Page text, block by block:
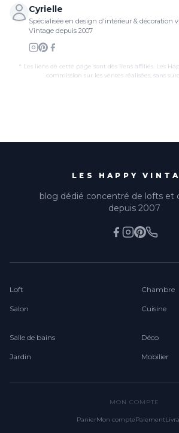
Cyrielle
Spécialisée en design d'intérieur & décoration
Vintage depuis 2007
* Les liens de cette page sont des liens affiliés. Les
commission sur les ventes réalisées, sans
LES HAPPY
blog dédié concentré de lofts et
depuis 2007
Loft
Salon
Chambre
Cuisine
Salle de bains
Jardin
Déco
Mobilier
MON COMPTE
PanierMon comptePaiement